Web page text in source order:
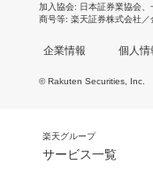
加入協会 日本証券業協会
商号等 楽天証券株式会社
企業情報 個人情
© Rakuten Securities, Inc.
楽天グループ
サービス一覧